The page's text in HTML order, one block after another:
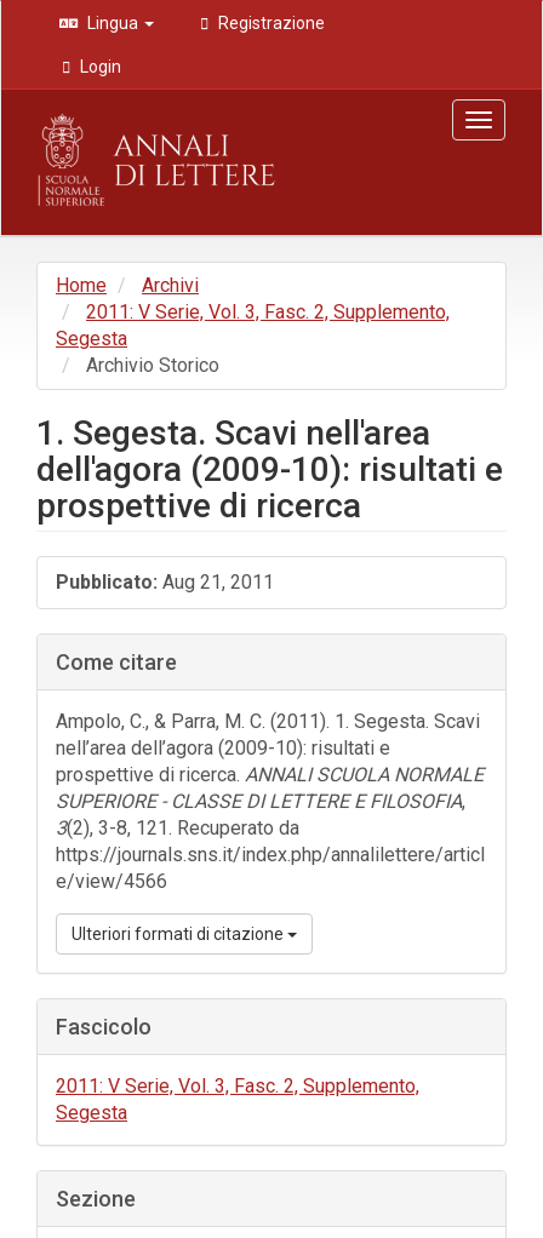
Navigazione
principale
Contenuto
principale
Barra
laterale
Lingua Registrazione
Login
Toggle
Home
Archivi
2011: V Serie, Vol. 3, Fasc. 2, Supplemento,
Segesta
Archivio Storico
1. Segesta. Scavi nell'area
dell'agora (2009-10): risultati e
prospettive di ricerca
Barra
laterale
dell'articolo
Pubblicato: Aug 21, 2011
Come citare
Ampolo, C., & Parra, M. C. (2011). 1. Segesta. Scavi
nell’area dell’agora (2009-10): risultati e
prospettive di ricerca. ANNALI SCUOLA NORMALE
SUPERIORE - CLASSE DI LETTERE E FILOSOFIA,
3(2), 3-8, 121. Recuperato da
https://journals.sns.it/index.php/annalilettere/articl
e/view/4566
Ulteriori formati di citazione
Fascicolo
2011: V Serie, Vol. 3, Fasc. 2, Supplemento,
Segesta
Sezione